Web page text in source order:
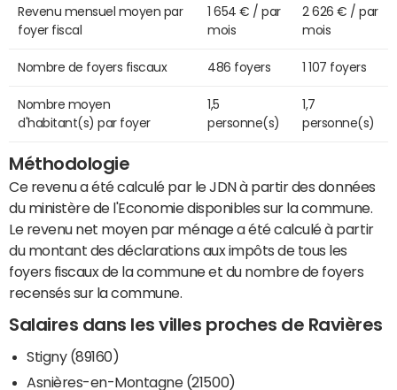
Revenu mensuel moyen par
foyer fiscal
1 654 € / par
mois
2 626 € / par
mois
Nombre de foyers fiscaux 486 foyers 1 107 foyers
Nombre moyen
d'habitant(s) par foyer
1,5
personne(s)
1,7
personne(s)
Méthodologie
Ce revenu a été calculé par le JDN à partir des données
du ministère de l'Economie disponibles sur la commune.
Le revenu net moyen par ménage a été calculé à partir
du montant des déclarations aux impôts de tous les
foyers fiscaux de la commune et du nombre de foyers
recensés sur la commune.
Salaires dans les villes proches de Ravières
Stigny (89160)
Asnières-en-Montagne (21500)